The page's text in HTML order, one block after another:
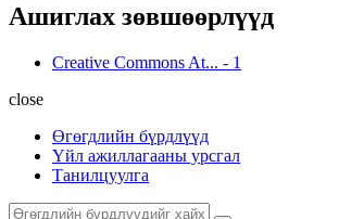
Ашиглах зөвшөөрлүүд
Creative Commons At... - 1
close
Өгөгдлийн бүрдлүүд
Үйл ажиллагааны урсгал
Танилцуулга